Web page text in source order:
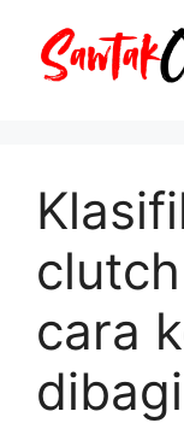
cara